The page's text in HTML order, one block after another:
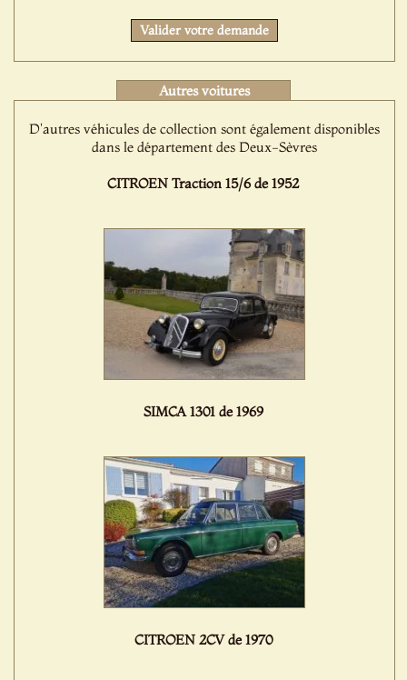
Valider votre demande
Autres voitures
D'autres véhicules de collection sont également disponibles
dans le département des Deux-Sèvres
CITROEN Traction 15/6 de 1952
SIMCA 1301 de 1969
CITROEN 2CV de 1970